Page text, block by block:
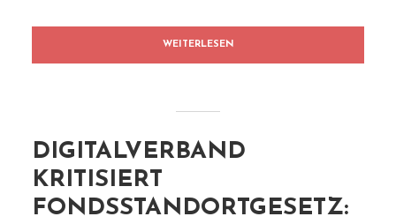
WEITERLESEN
DIGITALVERBAND
KRITISIERT
FONDSSTANDORTGESETZ: